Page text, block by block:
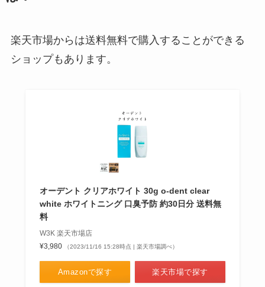
【ビヒダス】飲むヨーグルトは販
売中止？ネット・公式など購入で
きる店があるか調査！
双眼鏡の売り場はどこ？ヤマダ電
マウンテンデューはどこで買え
楽天市場からは送料無料で購入することができる
ショップもあります。
オーデント クリアホワイト 30g o-dent clear
white ホワイトニング 口臭予防 約30日分 送料無
料
W3K 楽天市場店
¥3,980
（2023/11/16 15:28時点 | 楽天市場調べ）
Amazonで探す 楽天市場で探す